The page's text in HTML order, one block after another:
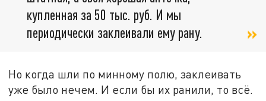
купленная за 50 тыс. руб. И мы
периодически заклеивали ему рану.
Но когда шли по минному полю, заклеивать
уже было нечем. И если бы их ранили, то всё.